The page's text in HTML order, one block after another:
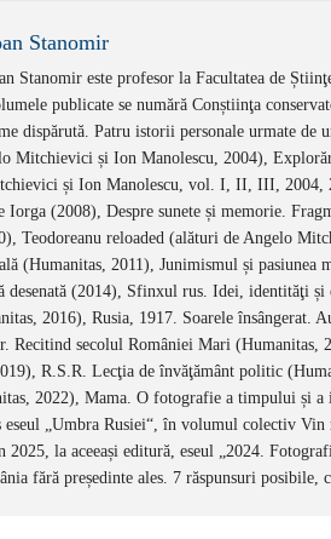
Stanomir
Stanomir este profesor la Facultatea de
publicate se numără Conștiinţa
dispărută. Patru istorii personale urmate de
Mitchievici și Ion Manolescu, 2004),
și Ion Manolescu, vol. I, II, III, 2004,
Iorga (2008), Despre sunete și memorie.
Teodoreanu reloaded (alături de Angelo
(Humanitas, 2011), Junimismul și pasiunea
desenată (2014), Sfinxul rus. Idei, identităţi
2016), Rusia, 1917. Soarele însângerat.
Recitind secolul României Mari (Humanitas,
R.S.R. Lecţia de învăţământ politic
2022), Mama. O fotografie a timpului și
eseul „Umbra Rusiei“, în volumul colectiv
2025, la aceeași editură, eseul „2024.
fără președinte ales. 7 răspunsuri posibile,